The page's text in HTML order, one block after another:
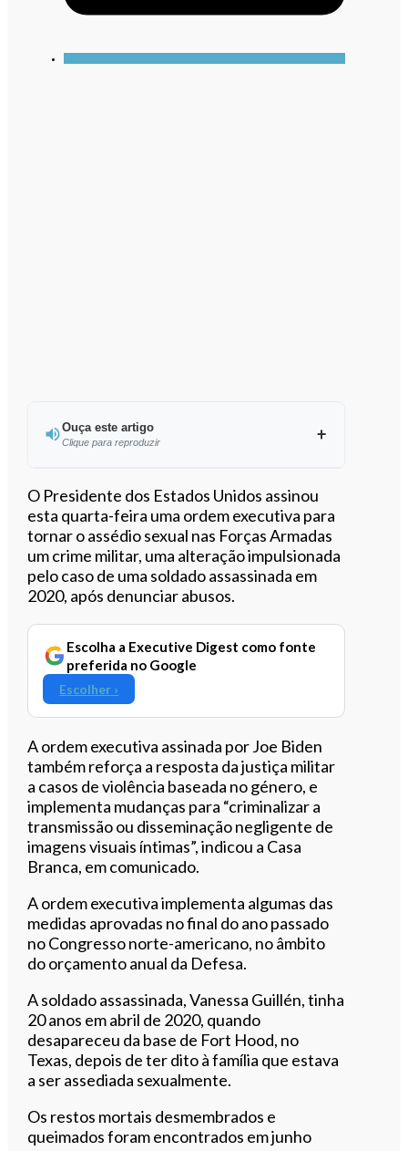
Ouça este artigo
Clique para reproduzir
Ouvir este artigo
O Presidente dos Estados Unidos assinou
esta quarta-feira uma ordem executiva para
tornar o assédio sexual nas Forças Armadas
um crime militar, uma alteração impulsionada
pelo caso de uma soldado assassinada em
2020, após denunciar abusos.
Escolha a Executive Digest como fonte
preferida no Google
Escolher ›
A ordem executiva assinada por Joe Biden
também reforça a resposta da justiça militar
a casos de violência baseada no género, e
implementa mudanças para “criminalizar a
transmissão ou disseminação negligente de
imagens visuais íntimas”, indicou a Casa
Branca, em comunicado.
A ordem executiva implementa algumas das
medidas aprovadas no final do ano passado
no Congresso norte-americano, no âmbito
do orçamento anual da Defesa.
A soldado assassinada, Vanessa Guillén, tinha
20 anos em abril de 2020, quando
desapareceu da base de Fort Hood, no
Texas, depois de ter dito à família que estava
a ser assediada sexualmente.
Os restos mortais desmembrados e
queimados foram encontrados em junho